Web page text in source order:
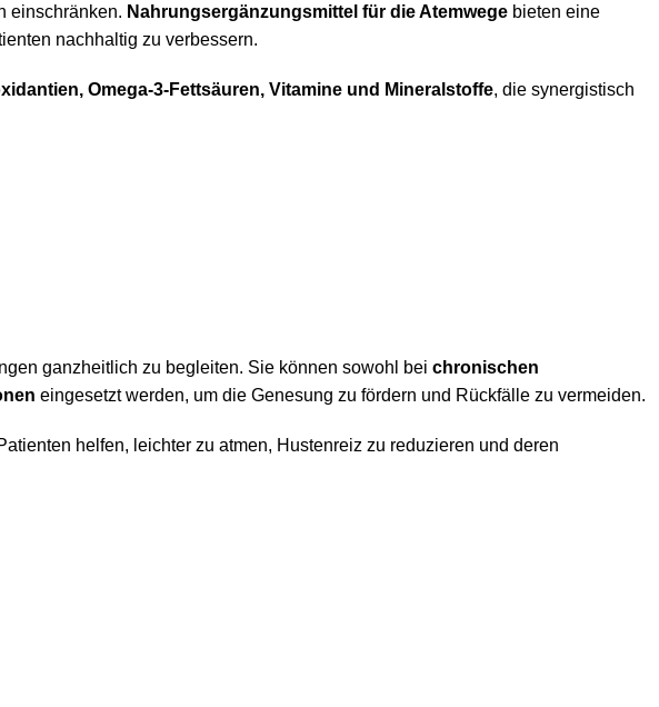
einschränken. Nahrungsergänzungsmittel für die Atemwege bieten eine
nachhaltig zu verbessern.
Omega-3-Fettsäuren, Vitamine und Mineralstoffe, die synergistisch
ganzheitlich zu begleiten. Sie können sowohl bei chronischen
eingesetzt werden, um die Genesung zu fördern und Rückfälle zu vermeiden.
helfen, leichter zu atmen, Hustenreiz zu reduzieren und deren